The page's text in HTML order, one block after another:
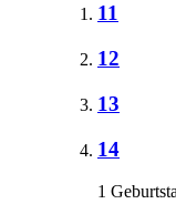
11
12
13
14
1